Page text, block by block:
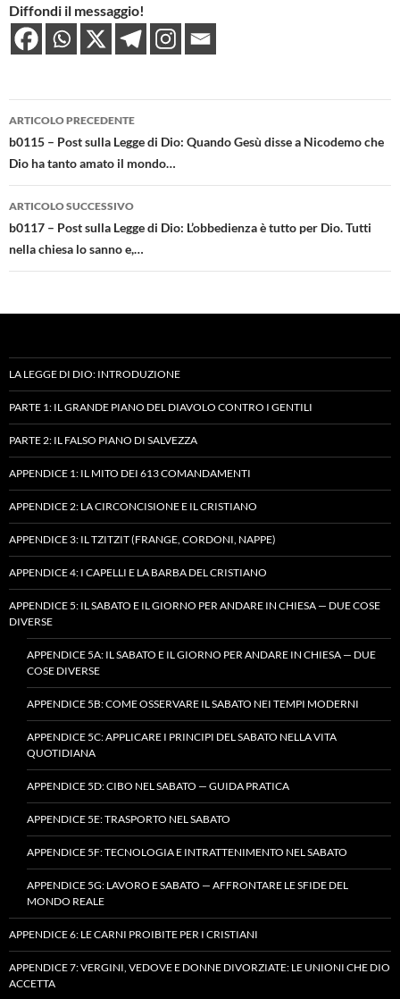
Diffondi il messaggio!
Navigazione
articolo
ARTICOLO PRECEDENTE
b0115 – Post sulla Legge di Dio: Quando Gesù disse a Nicodemo che
Dio ha tanto amato il mondo…
ARTICOLO SUCCESSIVO
b0117 – Post sulla Legge di Dio: L’obbedienza è tutto per Dio. Tutti
nella chiesa lo sanno e,…
LA LEGGE DI DIO: INTRODUZIONE
PARTE 1: IL GRANDE PIANO DEL DIAVOLO CONTRO I GENTILI
PARTE 2: IL FALSO PIANO DI SALVEZZA
APPENDICE 1: IL MITO DEI 613 COMANDAMENTI
APPENDICE 2: LA CIRCONCISIONE E IL CRISTIANO
APPENDICE 3: IL TZITZIT (FRANGE, CORDONI, NAPPE)
APPENDICE 4: I CAPELLI E LA BARBA DEL CRISTIANO
APPENDICE 5: IL SABATO E IL GIORNO PER ANDARE IN CHIESA — DUE COSE
DIVERSE
APPENDICE 5A: IL SABATO E IL GIORNO PER ANDARE IN CHIESA — DUE
COSE DIVERSE
APPENDICE 5B: COME OSSERVARE IL SABATO NEI TEMPI MODERNI
APPENDICE 5C: APPLICARE I PRINCIPI DEL SABATO NELLA VITA
QUOTIDIANA
APPENDICE 5D: CIBO NEL SABATO — GUIDA PRATICA
APPENDICE 5E: TRASPORTO NEL SABATO
APPENDICE 5F: TECNOLOGIA E INTRATTENIMENTO NEL SABATO
APPENDICE 5G: LAVORO E SABATO — AFFRONTARE LE SFIDE DEL
MONDO REALE
APPENDICE 6: LE CARNI PROIBITE PER I CRISTIANI
APPENDICE 7: VERGINI, VEDOVE E DONNE DIVORZIATE: LE UNIONI CHE DIO
ACCETTA